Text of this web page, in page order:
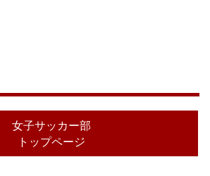
女子サッカー部
トップページ